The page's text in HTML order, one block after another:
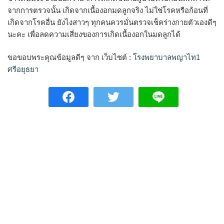
จากการตรวจนั้น เกิดจากเนื้องอกมดลูกจริง ไม่ใช่โรคหรือก้อนที่
เกิดจากโรคอื่น ยังไงสาวๆ ทุกคนควรมั่นตรวจเช็คร่างกายตัวเองดีๆ
นะคะ เพื่อลดความเสี่ยงของการเกิดเนื้องอกในมดลูกได้
ขอขอบพระคุณข้อมูลดีๆ จาก เว็บไซต์ : โรงพยาบาลพญาไท1
ศรีอยุธยา